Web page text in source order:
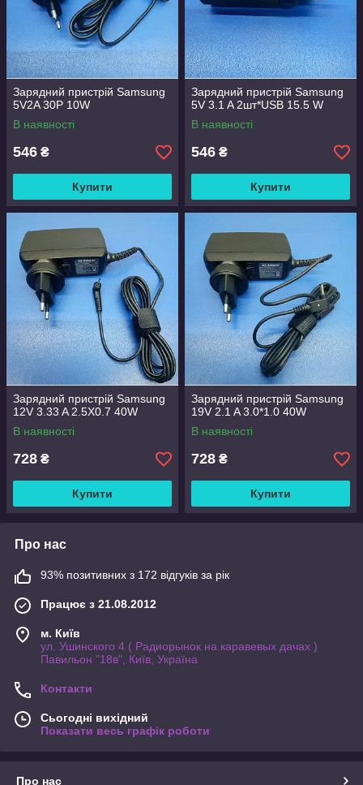
Зарядний пристрій Samsung
5V2A 30P 10W
В наявності
546 ₴
Купити
Зарядний пристрій Samsung
5V 3.1 A 2шт*USB 15.5 W
В наявності
546 ₴
Купити
Зарядний пристрій Samsung
12V 3.33 A 2.5X0.7 40W
В наявності
728 ₴
Купити
Зарядний пристрій Samsung
19V 2.1 A 3.0*1.0 40W
В наявності
728 ₴
Купити
Про нас
93% позитивних з 172 відгуків за рік
Працює з 21.08.2012
м. Київ
ул. Ушинского 4 ( Радиорынок на каравевых дачах )
Павильон "18в", Київ, Україна
Контакти
Сьогодні вихідний
Показати весь графік роботи
Про нас